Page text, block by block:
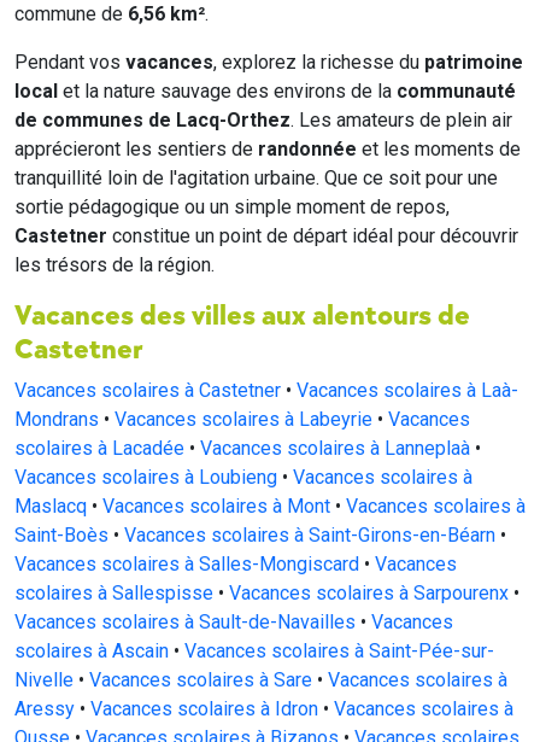
commune de 6,56 km².
Pendant vos vacances, explorez la richesse du patrimoine
local et la nature sauvage des environs de la communauté
de communes de Lacq-Orthez. Les amateurs de plein air
apprécieront les sentiers de randonnée et les moments de
tranquillité loin de l'agitation urbaine. Que ce soit pour une
sortie pédagogique ou un simple moment de repos,
Castetner constitue un point de départ idéal pour découvrir
les trésors de la région.
Vacances des villes aux alentours de
Castetner
Vacances scolaires à Castetner • Vacances scolaires à Laà-
Mondrans • Vacances scolaires à Labeyrie • Vacances
scolaires à Lacadée • Vacances scolaires à Lanneplaà •
Vacances scolaires à Loubieng • Vacances scolaires à
Maslacq • Vacances scolaires à Mont • Vacances scolaires à
Saint-Boès • Vacances scolaires à Saint-Girons-en-Béarn •
Vacances scolaires à Salles-Mongiscard • Vacances
scolaires à Sallespisse • Vacances scolaires à Sarpourenx •
Vacances scolaires à Sault-de-Navailles • Vacances
scolaires à Ascain • Vacances scolaires à Saint-Pée-sur-
Nivelle • Vacances scolaires à Sare • Vacances scolaires à
Aressy • Vacances scolaires à Idron • Vacances scolaires à